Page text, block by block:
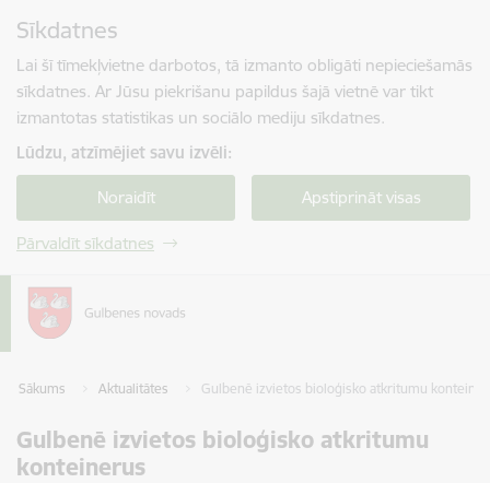
Sīkdatnes
Lai šī tīmekļvietne darbotos, tā izmanto obligāti nepieciešamās
sīkdatnes. Ar Jūsu piekrišanu papildus šajā vietnē var tikt
izmantotas statistikas un sociālo mediju sīkdatnes.
Lūdzu, atzīmējiet savu izvēli:
Noraidīt Apstiprināt visas
Pārvaldīt sīkdatnes
Sākums Aktualitātes Gulbenē izvietos bioloģisko atkritumu
Gulbenē izvietos bioloģisko atkritumu
konteinerus